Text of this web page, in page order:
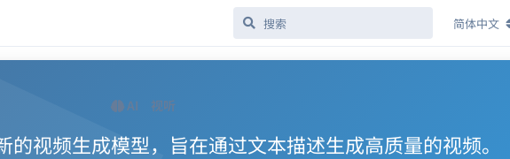
简体中文
AI 视听
视频生成模型，旨在通过文本描述生成高质量的视频。